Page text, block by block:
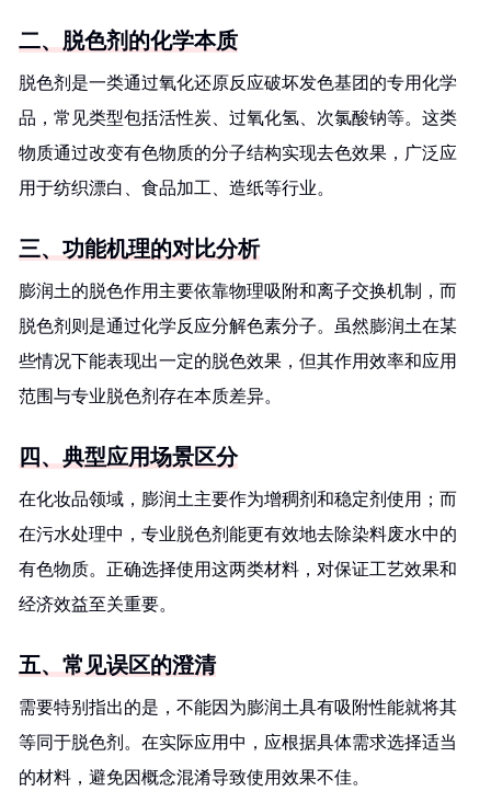
二、脱色剂的化学本质
脱色剂是一类通过氧化还原反应破坏发色基团的专用化学
品，常见类型包括活性炭、过氧化氢、次氯酸钠等。这类
物质通过改变有色物质的分子结构实现去色效果，广泛应
用于纺织漂白、食品加工、造纸等行业。
三、功能机理的对比分析
膨润土的脱色作用主要依靠物理吸附和离子交换机制，而
脱色剂则是通过化学反应分解色素分子。虽然膨润土在某
些情况下能表现出一定的脱色效果，但其作用效率和应用
范围与专业脱色剂存在本质差异。
四、典型应用场景区分
在化妆品领域，膨润土主要作为增稠剂和稳定剂使用；而
在污水处理中，专业脱色剂能更有效地去除染料废水中的
有色物质。正确选择使用这两类材料，对保证工艺效果和
经济效益至关重要。
五、常见误区的澄清
需要特别指出的是，不能因为膨润土具有吸附性能就将其
等同于脱色剂。在实际应用中，应根据具体需求选择适当
的材料，避免因概念混淆导致使用效果不佳。